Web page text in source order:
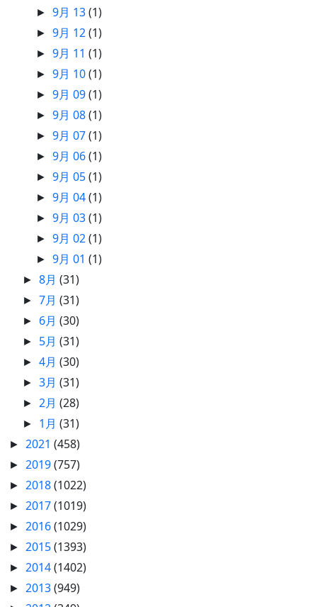
►9月 13(1)
►9月 12(1)
►9月 11(1)
►9月 10(1)
►9月 09(1)
►9月 08(1)
►9月 07(1)
►9月 06(1)
►9月 05(1)
►9月 04(1)
►9月 03(1)
►9月 02(1)
►9月 01(1)
►8月(31)
►7月(31)
► 6月(30)
► 5月(31)
►4月(30)
►3月(31)
► 2月(28)
► 1月(31)
► 2021 (458)
► 2019(757)
► 2018(1022)
► 2017(1019)
► 2016(1029)
► 2015(1393)
► 2014(1402)
► 2013(949)